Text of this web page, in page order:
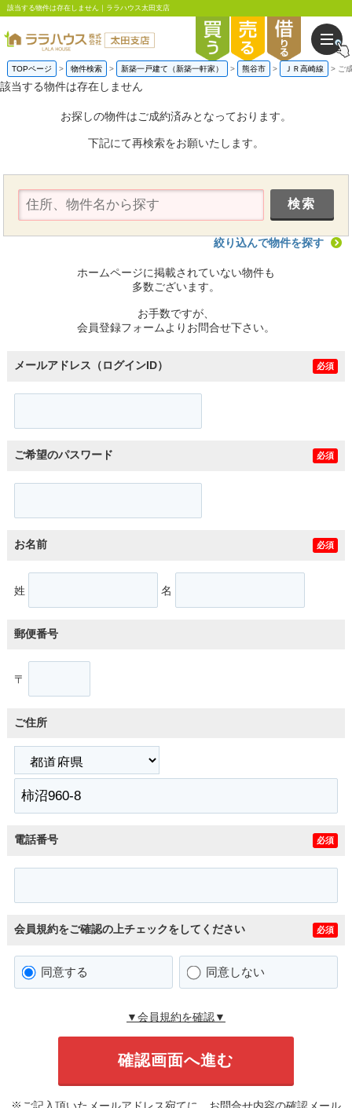
該当する物件は存在しません｜ララハウス太田支店
TOPページ 物件検索 新築一戸建て（新築一軒家） 熊谷市 ＪＲ高崎線 ご
該当する物件は存在しません
お探しの物件はご成約済みとなっております。
下記にて再検索をお願いたします。
絞り込んで物件を探す
ホームページに掲載されていない物件も
多数ございます。
お手数ですが、
会員登録フォームよりお問合せ下さい。
メールアドレス（ログインID） 必須
ご希望のパスワード 必須
お名前 必須
姓 名
郵便番号
〒
ご住所
電話番号 必須
会員規約をご確認の上チェックをしてください 必須
同意する 同意しない
▼会員規約を確認▼